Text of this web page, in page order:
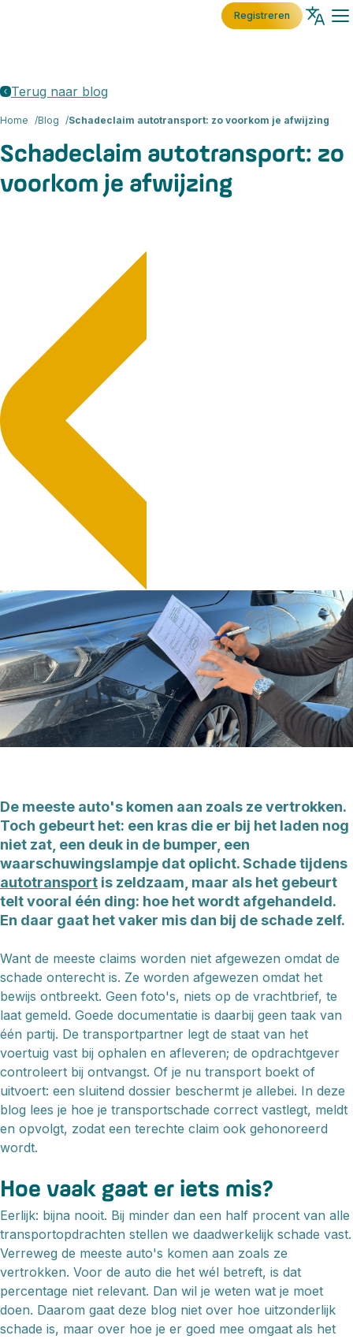
Registreren
Terug naar blog
Home Blog Schadeclaim autotransport: zo voorkom je afwijzing
Schadeclaim autotransport: zo
voorkom je afwijzing
De meeste auto's komen aan zoals ze vertrokken.
Toch gebeurt het: een kras die er bij het laden nog
niet zat, een deuk in de bumper, een
waarschuwingslampje dat oplicht. Schade tijdens
autotransport is zeldzaam, maar als het gebeurt
telt vooral één ding: hoe het wordt afgehandeld.
En daar gaat het vaker mis dan bij de schade zelf.
Want de meeste claims worden niet afgewezen omdat de
schade onterecht is. Ze worden afgewezen omdat het
bewijs ontbreekt. Geen foto's, niets op de vrachtbrief, te
laat gemeld. Goede documentatie is daarbij geen taak van
één partij. De transportpartner legt de staat van het
voertuig vast bij ophalen en afleveren; de opdrachtgever
controleert bij ontvangst. Of je nu transport boekt of
uitvoert: een sluitend dossier beschermt je allebei. In deze
blog lees je hoe je transportschade correct vastlegt, meldt
en opvolgt, zodat een terechte claim ook gehonoreerd
wordt.
Hoe vaak gaat er iets mis?
Eerlijk: bijna nooit. Bij minder dan een half procent van alle
transportopdrachten stellen we daadwerkelijk schade vast.
Verreweg de meeste auto's komen aan zoals ze
vertrokken. Voor de auto die het wél betreft, is dat
percentage niet relevant. Dan wil je weten wat je moet
doen. Daarom gaat deze blog niet over hoe uitzonderlijk
schade is, maar over hoe je er goed mee omgaat als het